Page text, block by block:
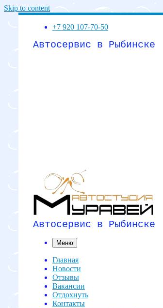
Skip to content
+7 920 107-70-50
Автосервис в Рыбинске
Автосервис в Рыбинске
Меню
Главная
Новости
Отзывы
Вакансии
Отдохнуть
Контакты